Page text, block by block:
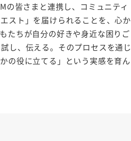
の皆さまと連携し、コミュニティ
スト」を届けられることを、心か
たちが自分の好きや身近な困りご
し、伝える。そのプロセスを通じ
の役に立てる」という実感を育ん